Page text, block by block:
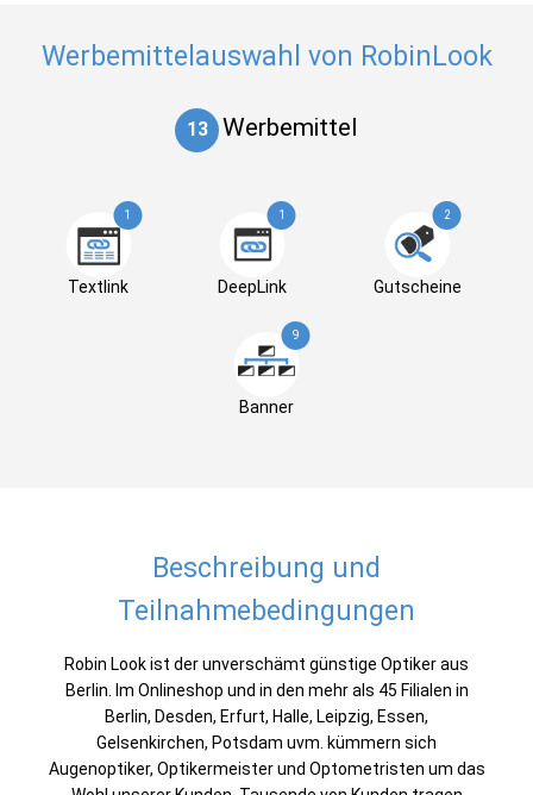
Werbemittelauswahl von RobinLook
13 Werbemittel
1
Textlink
1
DeepLink
2
Gutscheine
9
Banner
Beschreibung und
Teilnahmebedingungen
Robin Look ist der unverschämt günstige Optiker aus
Berlin. Im Onlineshop und in den mehr als 45 Filialen in
Berlin, Desden, Erfurt, Halle, Leipzig, Essen,
Gelsenkirchen, Potsdam uvm. kümmern sich
Augenoptiker, Optikermeister und Optometristen um das